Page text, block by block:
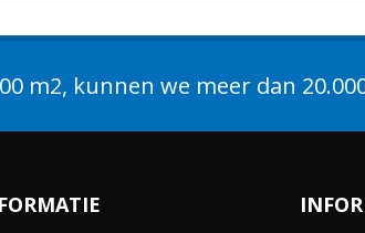
m2, kunnen we meer dan